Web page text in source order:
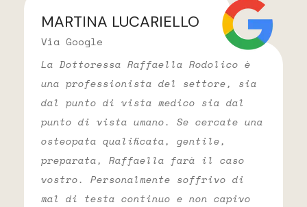
MARTINA LUCARIELLO
Via Google
La Dottoressa Raffaella Rodolico è
una professionista del settore, sia
dal punto di vista medico sia dal
punto di vista umano. Se cercate una
osteopata qualificata, gentile,
preparata, Raffaella farà il caso
vostro. Personalmente soffrivo di
mal di testa continuo e non capivo